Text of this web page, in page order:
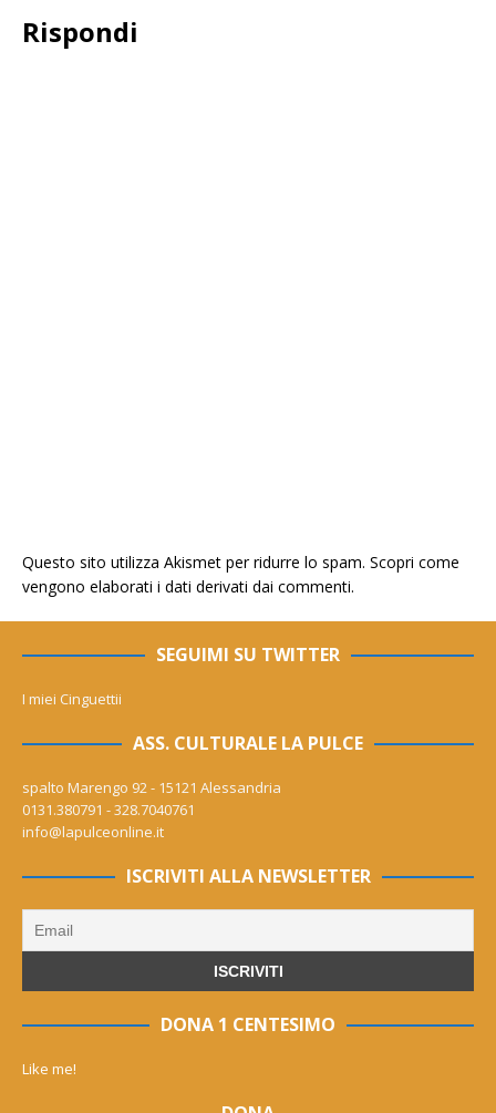
Rispondi
Questo sito utilizza Akismet per ridurre lo spam. Scopri come
vengono elaborati i dati derivati dai commenti.
SEGUIMI SU TWITTER
I miei Cinguettii
ASS. CULTURALE LA PULCE
spalto Marengo 92 - 15121 Alessandria
0131.380791 - 328.7040761
info@lapulceonline.it
ISCRIVITI ALLA NEWSLETTER
DONA 1 CENTESIMO
Like me!